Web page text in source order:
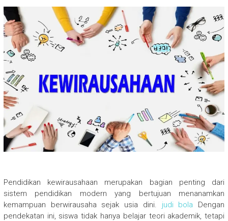
Pendidikan kewirausahaan merupakan bagian penting dari
sistem pendidikan modern yang bertujuan menanamkan
kemampuan berwirausaha sejak usia dini. judi bola Dengan
pendekatan ini, siswa tidak hanya belajar teori akademik, tetapi